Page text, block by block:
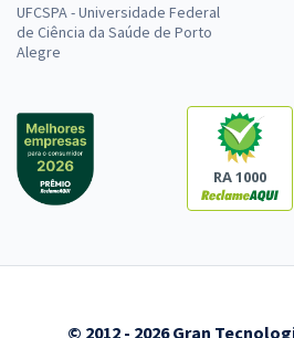
UFCSPA - Universidade Federal
de Ciência da Saúde de Porto
Alegre
RA 1000
© 2012 - 2026 Gran